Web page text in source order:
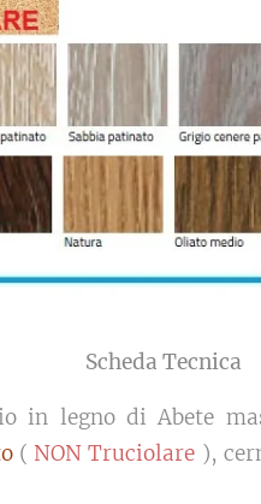
Scheda Tecnica
in legno di Abete
( NON Truciolare ),